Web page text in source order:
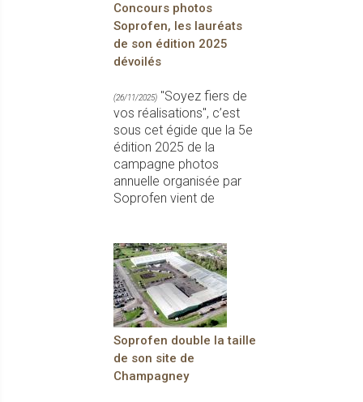
Concours photos
Soprofen, les lauréats
de son édition 2025
dévoilés
(26/11/2025) "Soyez fiers de
vos réalisations", c’est
sous cet égide que la 5e
édition 2025 de la
campagne photos
annuelle organisée par
Soprofen vient de
Soprofen double la taille
de son site de
Champagney